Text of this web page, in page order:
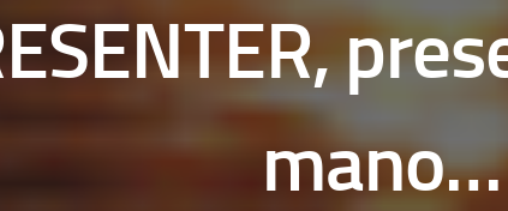
mano…